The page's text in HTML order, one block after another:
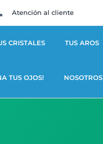
Atención al cliente
CRISTALES TUS AROS
TUS OJOS! NOSOTROS